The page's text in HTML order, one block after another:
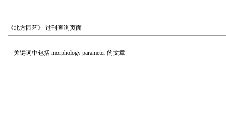
《北方园艺》 过刊查询页面
关键词中包括 morphology parameter 的文章